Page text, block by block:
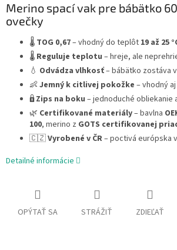
Merino spací vak pre bábätko
ovečky
🌡️ TOG 0,67– vhodný do teplôt 19 až 25
🌡️ Reguluje teplotu – hreje, ale
💧 Odvádza vlhkosť– bábätko zostáva
👶 Jemný k citlivej pokožke – vhodný
🔒Zips na boku – jednoduché obliekanie
🌿 Certifikované materiály– bavlna
100, merino z GOTS certifikovanej
🇨🇿Vyrobené v ČR– poctivá európska
Detailné informácie
OPÝTAŤ SA STRÁŽIŤ ZDIEĽAŤ